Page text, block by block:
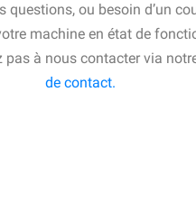
questions, ou besoin d’un
machine en état de
pas à nous contacter via
de contact.